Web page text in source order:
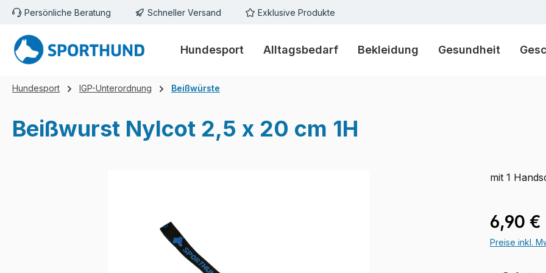
Hauptinhalt springen
Zur Suche springen
Zur Hauptnavigation springen
Persönliche Beratung Schneller Versand Exklusive Produkte
Hundesport Alltagsbedarf Bekleidung Gesundheit
Hundesport IGP-Unterordnung Beißwürste
Beißwurst Nylcot 2,5 x 20 cm 1H
mit 1
Regulärer
6,90 €
Preise inkl.